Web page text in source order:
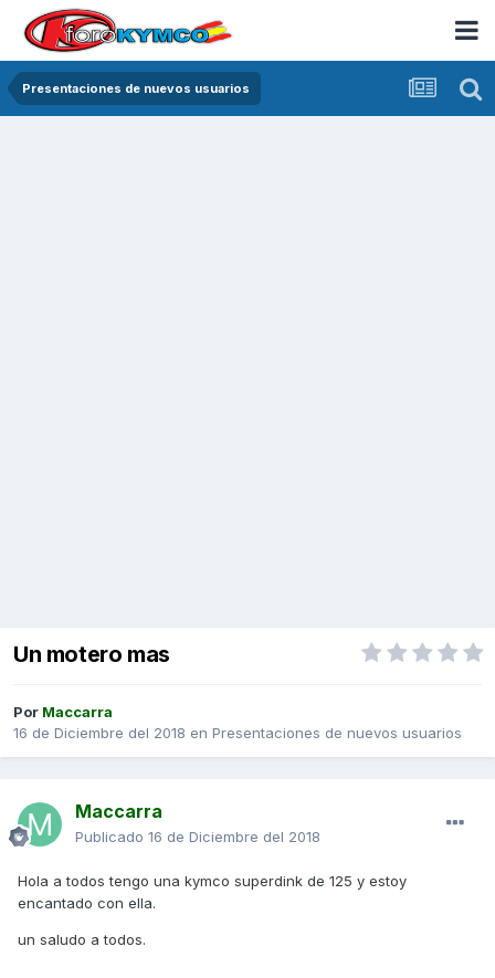
Presentaciones de nuevos usuarios
Un motero mas
Por Maccarra
16 de Diciembre del 2018 en Presentaciones de nuevos usuarios
Maccarra
Publicado 16 de Diciembre del 2018
Hola a todos tengo una kymco superdink de 125 y estoy
encantado con ella.
un saludo a todos.